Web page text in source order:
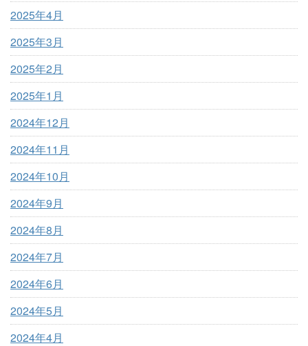
2025年4月
2025年3月
2025年2月
2025年1月
2024年12月
2024年11月
2024年10月
2024年9月
2024年8月
2024年7月
2024年6月
2024年5月
2024年4月